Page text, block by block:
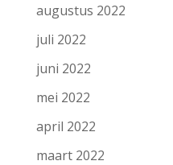
augustus 2022
juli 2022
juni 2022
mei 2022
april 2022
maart 2022